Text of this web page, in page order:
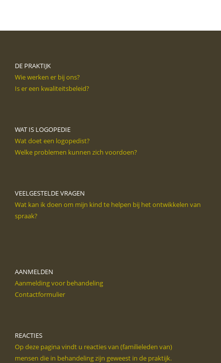
DE PRAKTIJK
Wie werken er bij ons?
Is er een kwaliteitsbeleid?
WAT IS LOGOPEDIE
Wat doet een logopedist?
Welke problemen kunnen zich voordoen?
VEELGESTELDE VRAGEN
Wat kan ik doen om mijn kind te helpen bij het ontwikkelen van
spraak?
AANMELDEN
Aanmelding voor behandeling
Contactformulier
REACTIES
Op deze pagina vindt u reacties van (familieleden van)
mensen die in behandeling zijn geweest in de praktijk.